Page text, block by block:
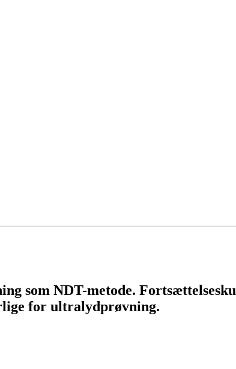
som NDT-metode.
for ultralydprøvning.